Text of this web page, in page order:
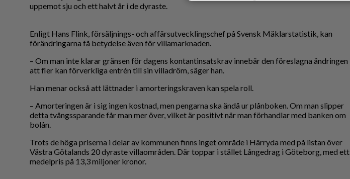
uppemot sju och ett halvt år i de dyraste.
Enligt Hans Flink, försäljnings- och affärsutvecklingschef på Svensk Mäklarstatistik, kan
förändringarna få betydelse även för villamarknaden.
– Om man inte klarar gränsen för dagens kontantinsatskrav innebär den föreslagna ändringen
att fler kan förverkliga entrén till sin villadröm, säger han.
Han menar också att lättnader i amorteringskraven kan spela roll.
– Amorteringen är i sig ingen kostnad, men pengarna ska ändå ur plånboken. Om man slipper
detta tvångssparande får man mer över, vilket är positivt när man förhandlar med banken om
bolån.
Trots de höga priserna i delar av kommunen finns inget område i Härryda med på listan över
Västra Götalands 20 dyraste villaområden. Där toppar i stället Långedrag i Göteborg, med ett
medelpris på 13,3 miljoner kronor.